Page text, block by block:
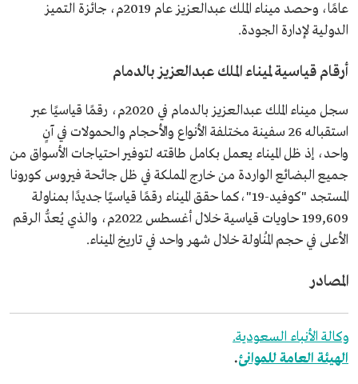
عامًا، وحصد ميناء الملك عبدالعزيز عام 2019م، جائزة التميز
الدولية لإدارة الجودة.
أرقام قياسية لميناء الملك عبدالعزيز بالدمام
سجل ميناء الملك عبدالعزيز بالدمام في 2020م، رقمًا قياسيًا عبر
استقباله 26 سفينة مختلفة الأنواع والأحجام والحمولات في آنٍ
واحد، إذ ظل الميناء يعمل بكامل طاقته لتوفير احتياجات الأسواق من
جميع البضائع الواردة من خارج المملكة في ظل جائحة فيروس كورونا
المستجد "كوفيد-19"،كما حقق الميناء رقمًا قياسيًا جديدًا بمناولة
199,609 حاويات قياسية خلال أغسطس 2022م، والذي يُعدُّ الرقم
الأعلى في حجم المُناولة خلال شهر واحد في تاريخ الميناء.
المصادر
وكالة الأنباء السعودية.
الهيئة العامة للموانئ.